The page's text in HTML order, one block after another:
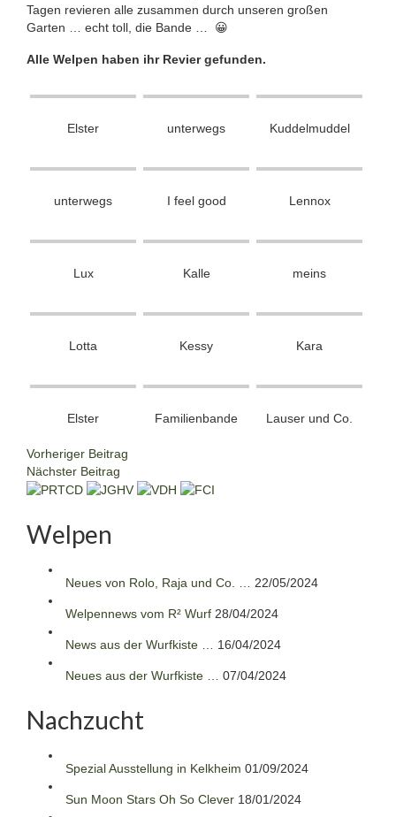
Tagen revieren alle zusammen durch unseren großen
Garten … echt toll, die Bande … 😀
Alle Welpen haben ihr Revier gefunden.
Elster unterwegs Kuddelmuddel
unterwegs I feel good Lennox
Lux Kalle meins
Lotta Kessy Kara
Elster Familienbande Lauser und Co.
Vorheriger Beitrag
Nächster Beitrag
Welpen
Neues von Rolo, Raja und Co. … 22/05/2024
Welpennews vom R² Wurf 28/04/2024
News aus der Wurfkiste … 16/04/2024
Neues aus der Wurfkiste … 07/04/2024
Nachzucht
Spezial Ausstellung in Kelkheim 01/09/2024
Sun Moon Stars Oh So Clever 18/01/2024